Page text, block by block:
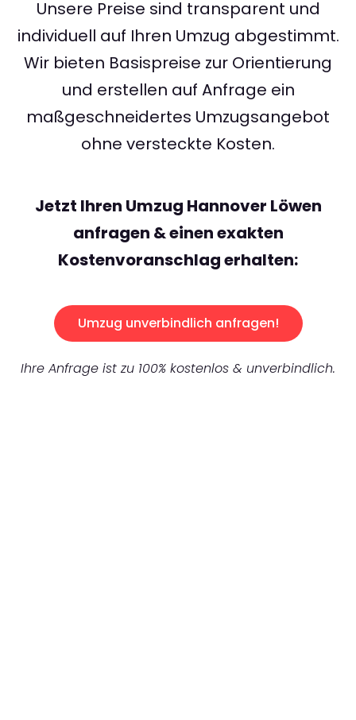
Unsere Preise sind transparent und
individuell auf Ihren Umzug abgestimmt.
Wir bieten Basispreise zur Orientierung
und erstellen auf Anfrage ein
maßgeschneidertes Umzugsangebot
ohne versteckte Kosten.
Jetzt Ihren Umzug Hannover Löwen
anfragen & einen exakten
Kostenvoranschlag erhalten:
Umzug unverbindlich anfragen!
Ihre Anfrage ist zu 100% kostenlos & unverbindlich.